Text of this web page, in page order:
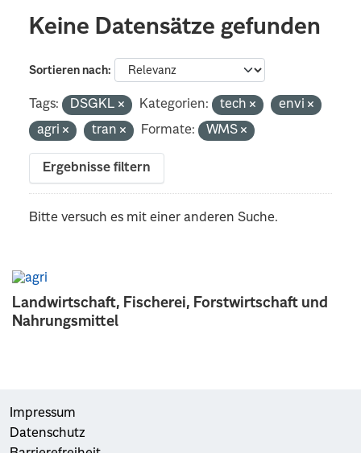
Landwirtschaft, Fischerei, Forstwirtschaft und
Nahrungsmittel
Keine Datensätze gefunden
Sortieren nach
Tags: DSGKL Kategorien: tech
envi
agri
tran Formate: WMS
Ergebnisse filtern
Bitte versuch es mit einer anderen Suche.
Impressum
Datenschutz